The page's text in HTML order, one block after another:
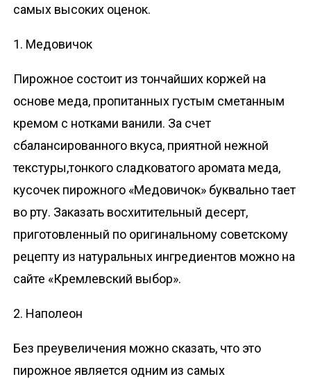
самых высоких оценок.
1. Медовичок
Пирожное состоит из тончайших коржей на
основе меда, пропитанных густым сметанным
кремом с нотками ванили. За счет
сбалансированного вкуса, приятной нежной
текстуры,тонкого сладковатого аромата меда,
кусочек пирожного «Медовичок» буквально тает
во рту. Заказать восхитительный десерт,
приготовленный по оригинальному советскому
рецепту из натуральных ингредиентов можно на
сайте «Кремлевский выбор».
2. Наполеон
Без преувеличения можно сказать, что это
пирожное является одним из самых